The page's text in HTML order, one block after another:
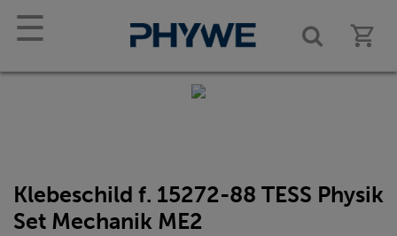
☰
Klebeschild f. 15272-88 TESS Physik
Set Mechanik ME2